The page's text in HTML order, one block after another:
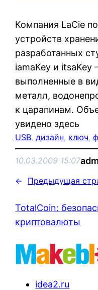
Компания LaCie
устройств
разработанных
iamaKey и
выполненные в
металл,
к царапинам.
увидено здесь
USB, дизайн, ключ,
10.03.2009 15:07
← Предыдущая
TotalCoin:
криптовалюты
idea2.ru